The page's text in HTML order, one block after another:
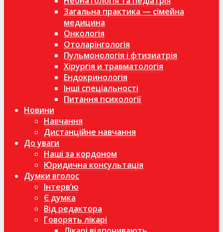
Загальна практика — сімейна
медицина
Онкологія
Отоларінгологія
Пульмонологія і фтизиатрія
Хірургія и травматологія
Ендокринологія
Інші спеціальності
Питання психології
Новини
Навчання
Дистанційне навчання
До уваги
Наші за кордоном
Юридична консультація
Думки вголос
Інтерв’ю
Є думка
Від редактора
Говорять лікарі